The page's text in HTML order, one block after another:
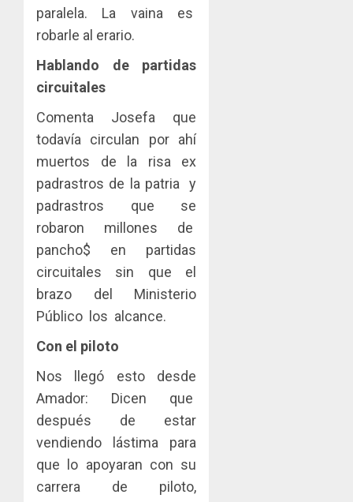
paralela. La vaina es
robarle al erario.
Hablando de partidas
circuitales
Comenta Josefa que
todavía circulan por ahí
muertos de la risa ex
padrastros de la patria y
padrastros que se
robaron millones de
pancho$ en partidas
circuitales sin que el
brazo del Ministerio
Público los alcance.
Con el piloto
Nos llegó esto desde
Amador: Dicen que
después de estar
vendiendo lástima para
que lo apoyaran con su
carrera de piloto,